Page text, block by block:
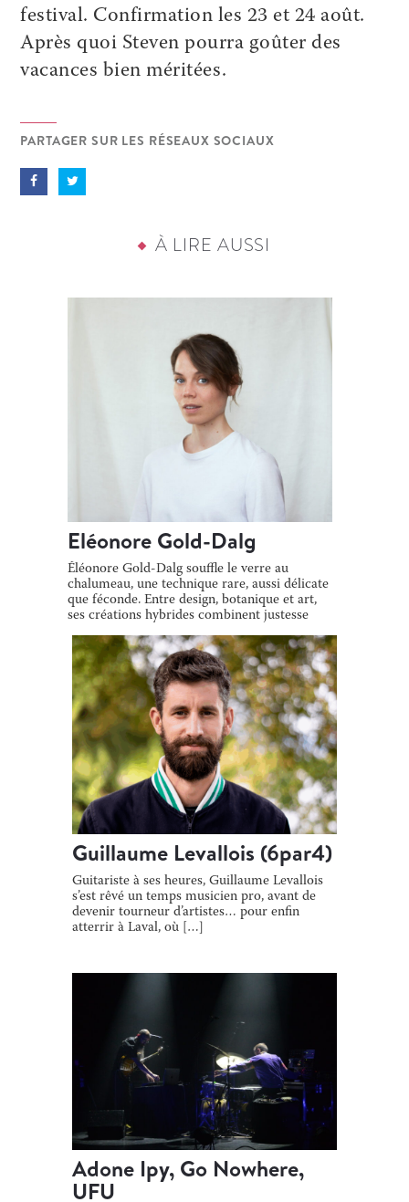
festival. Confirmation les 23 et 24 août.
Après quoi Steven pourra goûter des
vacances bien méritées.
PARTAGER SUR LES RÉSEAUX SOCIAUX
À LIRE AUSSI
Eléonore Gold-Dalg
Éléonore Gold-Dalg souffle le verre au
chalumeau, une technique rare, aussi délicate
que féconde. Entre design, botanique et art,
ses créations hybrides combinent justesse
Guillaume Levallois (6par4)
Guitariste à ses heures, Guillaume Levallois
s’est rêvé un temps musicien pro, avant de
devenir tourneur d’artistes… pour enfin
atterrir à Laval, où […]
Adone Ipy, Go Nowhere,
UFU